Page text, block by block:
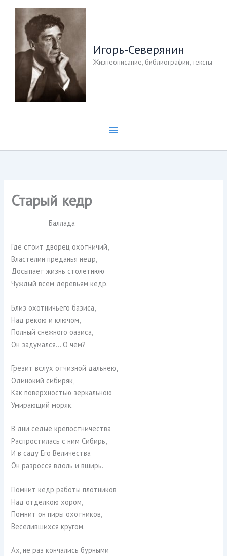
Перейти
содержимому
Игорь-Северянин
Жизнеописание, библиографии, тексты
Старый кедр
Баллада
Где стоит дворец охотничий,
Властелин преданья недр,
Досыпает жизнь столетнюю
Чуждый всем деревьям кедр.
Близ охотничьего базиса,
Над рекою и ключом,
Полный снежного оазиса,
Он задумался… О чём?
Грезит вслух отчизной дальнею,
Одинокий сибиряк,
Как поверхностью зеркальною
Умирающий моряк.
В дни седые крепостничества
Распростилась с ним Сибирь,
И в саду Его Величества
Он разросся вдоль и вширь.
Помнит кедр работы плотников
Над отделкою хором,
Помнит он пиры охотников,
Веселившихся кругом.
Ах, не раз кончались бурными